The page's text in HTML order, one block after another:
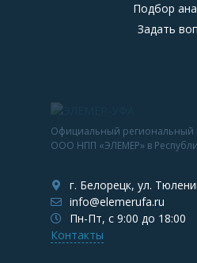
Подбор
Задать
Официальный региональный
ООО НПП «ЭЛЕМЕР» в
г. Белорецк, ул.
info@elemerufa.ru
Пн-Пт, с 9:00 до 18:00
Контакты